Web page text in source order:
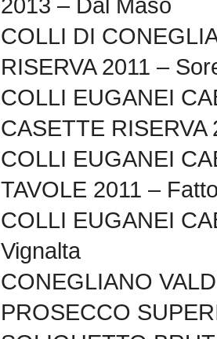
2013 – Dal Maso
COLLI DI
RISERVA 2011 –
COLLI EUGANEI
CASETTE RISERVA
COLLI EUGANEI
TAVOLE 2011 –
COLLI EUGANEI
Vignalta
CONEGLIANO
PROSECCO